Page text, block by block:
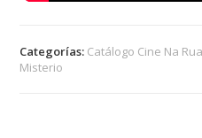
Categorías: Catálogo Cine Na Rua
Misterio